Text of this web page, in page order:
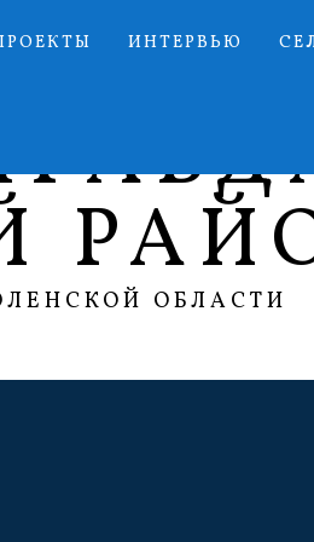
ИНТЕРВЬЮ
ОБЛАСТИ